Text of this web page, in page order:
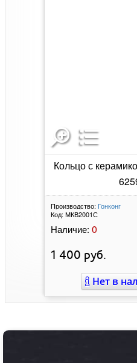
Кольцо с
Производство: Гонконг
Код: МКВ2001С
Наличие: 0
1 400 руб.
Нет в